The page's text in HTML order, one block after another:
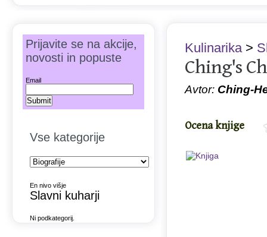
Kulinarika>
Ching's
Avtor: Ching-
Ocena knjige
Prijavite se na akcije,
novosti in popuste
Email
Vse kategorije
En nivo višje
Slavni kuharji
Ni podkategorij.